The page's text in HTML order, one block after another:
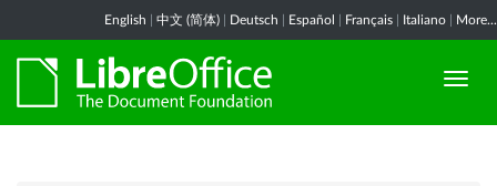
English 中文 (简体) Deutsch Español Français Italiano More...